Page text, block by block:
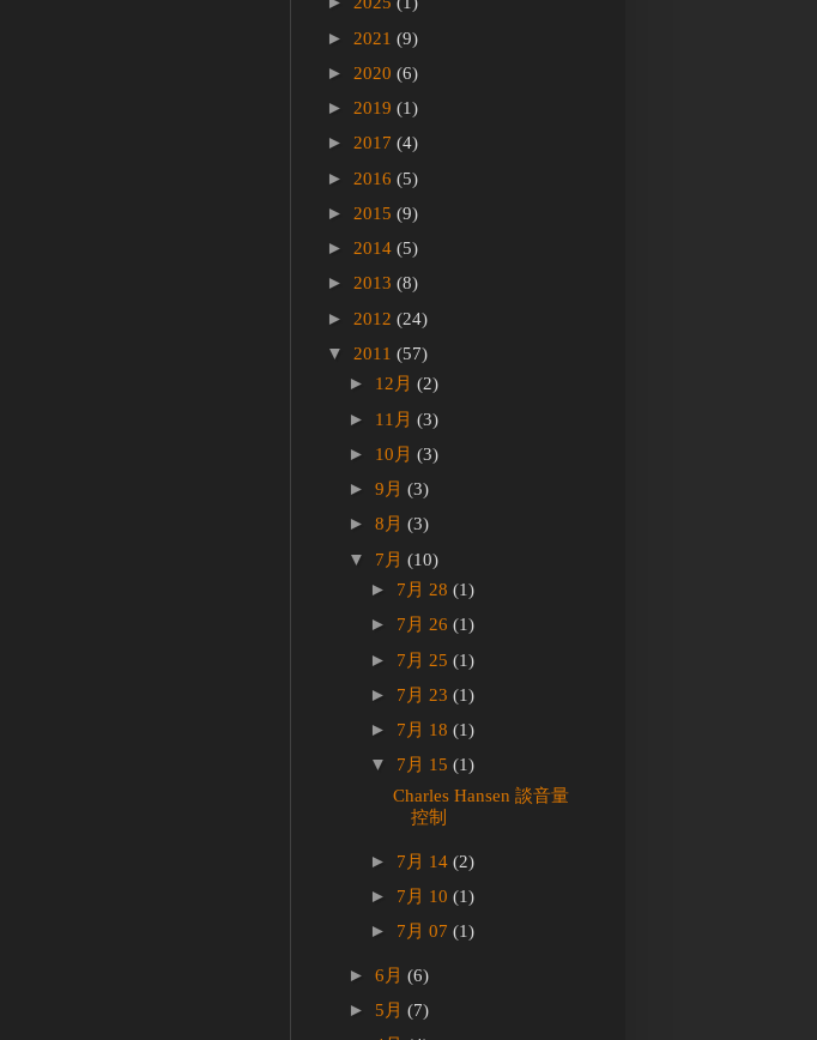
► 2021 (9)
► 2020 (6)
► 2019 (1)
► 2017 (4)
► 2016 (5)
► 2015 (9)
► 2014 (5)
► 2013 (8)
► 2012 (24)
▼ 2011 (57)
► 12月 (2)
► 11月 (3)
► 10月 (3)
► 9月 (3)
► 8月 (3)
▼ 7月 (10)
► 7月 28 (1)
► 7月 26 (1)
► 7月 25 (1)
► 7月 23 (1)
► 7月 18 (1)
▼ 7月 15 (1)
Charles Hansen 談音量
控制
► 7月 14 (2)
► 7月 10 (1)
► 7月 07 (1)
► 6月 (6)
► 5月 (7)